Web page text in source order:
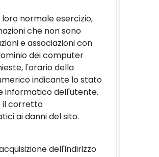
normale esercizio,
che non sono
e associazioni con
dei computer
l'orario della
indicante lo stato
informatico dell'utente.
il corretto
ai danni del sito.
dell'indirizzo